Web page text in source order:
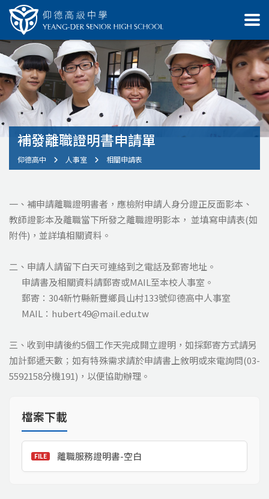
補發離職證明書申請單
仰德高中 人事室 相關申請表
一、補申請離職證明書者，應檢附申請人身分證正反面影本、
教師證影本及離職當下所發之離職證明影本， 並填寫申請表(如
附件)，並詳填相關資料。
二、申請人請留下白天可連絡到之電話及郵寄地址。
申請書及相關資料請郵寄或MAIL至本校人事室。
郵寄：304新竹縣新豐鄉員山村133號仰德高中人事室
MAIL：hubert49@mail.edu.tw
三、收到申請後約5個工作天完成開立證明，如採郵寄方式請另
加計郵遞天數；如有特殊需求請於申請書上敘明或來電詢問(03-
5592158分機191)，以便協助辦理。
檔案下載
離職服務證明書-空白